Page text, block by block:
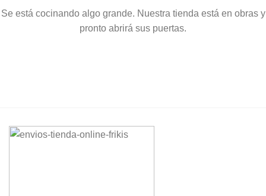
Se está cocinando algo grande. Nuestra tienda está en obras y
pronto abrirá sus puertas.